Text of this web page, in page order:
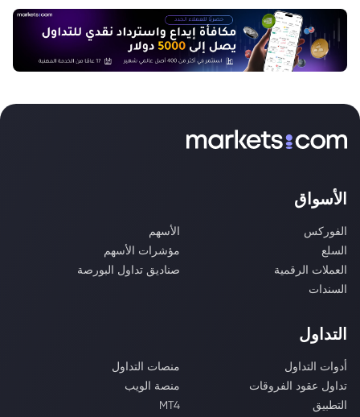
الأسواق
الفوركس
الأسهم
السلع
مؤشرات الأسهم
العملات الرقمية
صناديق تداول البورصة
السندات
التداول
أدوات التداول
منصات التداول
تداول عقود الفروقات
منصة الويب
التطبيق
MT4